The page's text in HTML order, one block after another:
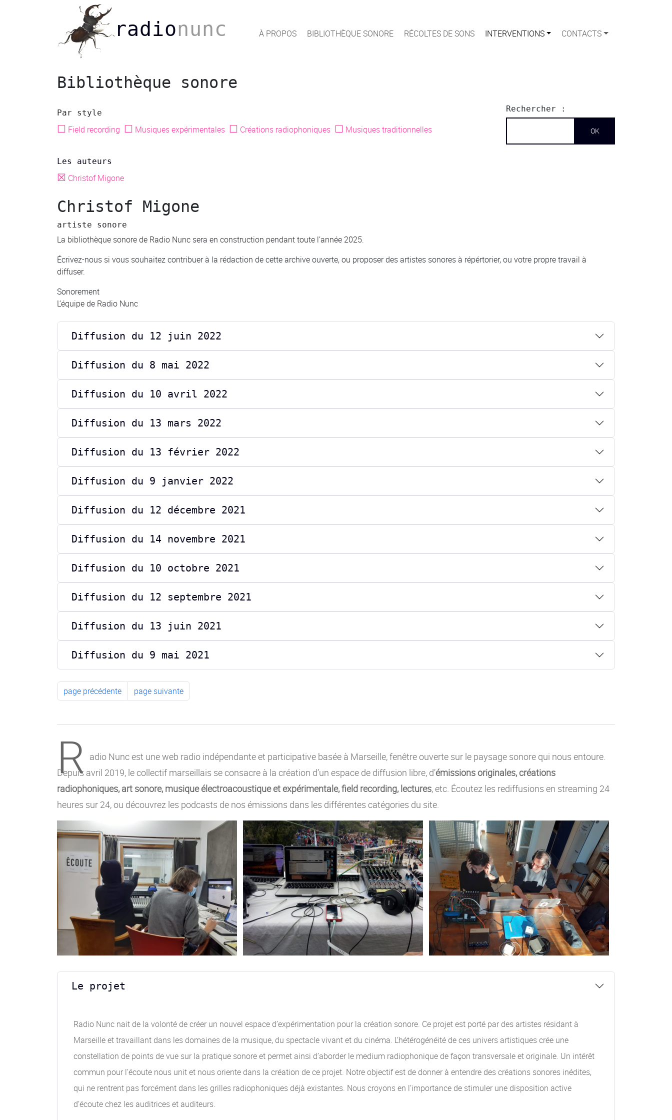
radionunc À PROPOS BIBLIOTHÈQUE SONORE RÉCOLTES DE SONS INTERVENTIONS CONTACTS
Bibliothèque sonore
Par style
☐ Field recording ☐ Musiques expérimentales ☐ Créations radiophoniques ☐ Musiques traditionnelles
Rechercher :
Les auteurs
☒ Christof Migone
Christof Migone
artiste sonore
La bibliothèque sonore de Radio Nunc sera en construction pendant toute l’année 2025.
Écrivez-nous si vous souhaitez contribuer à la rédaction de cette archive ouverte, ou proposer des artistes sonores à répértorier, ou votre propre travail à
diffuser.
Sonorement
L’équipe de Radio Nunc
Diffusion du 12 juin 2022
Diffusion du 8 mai 2022
Diffusion du 10 avril 2022
Diffusion du 13 mars 2022
Diffusion du 13 février 2022
Diffusion du 9 janvier 2022
Diffusion du 12 décembre 2021
Diffusion du 14 novembre 2021
Diffusion du 10 octobre 2021
Diffusion du 12 septembre 2021
Diffusion du 13 juin 2021
Diffusion du 9 mai 2021
page précédente page suivante
R adio Nunc est une web radio indépendante et participative basée à Marseille, fenêtre ouverte sur le paysage sonore qui nous entoure.
Depuis avril 2019, le collectif marseillais se consacre à la création d’un espace de diffusion libre, d’émissions originales, créations
radiophoniques, art sonore, musique électroacoustique et expérimentale, field recording, lectures, etc. Écoutez les rediffusions en streaming 24
heures sur 24, ou découvrez les podcasts de nos émissions dans les différentes catégories du site.
Le projet
Radio Nunc nait de la volonté de créer un nouvel espace d’expérimentation pour la création sonore. Ce projet est porté par des artistes résidant à
Marseille et travaillant dans les domaines de la musique, du spectacle vivant et du cinéma. L’hétérogénéité de ces univers artistiques crée une
constellation de points de vue sur la pratique sonore et permet ainsi d’aborder le medium radiophonique de façon transversale et originale. Un intérêt
commun pour l’écoute nous unit et nous oriente dans la création de ce projet. Notre objectif est de donner à entendre des créations sonores inédites,
qui ne rentrent pas forcément dans les grilles radiophoniques déjà existantes. Nous croyons en l’importance de stimuler une disposition active
d’écoute chez les auditrices et auditeurs.